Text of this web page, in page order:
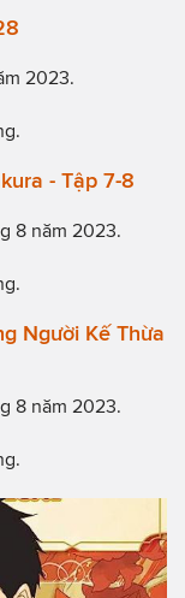
2023.
- Tập 7-8
8 năm 2023.
Người Kế Thừa
8 năm 2023.